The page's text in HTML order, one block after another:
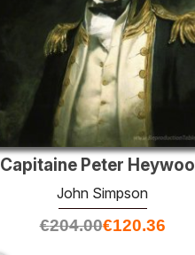
Capitaine Peter
John Simpson
€204.00€120.36